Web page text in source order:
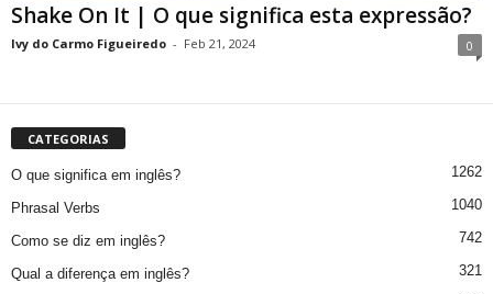
Shake On It | O que significa esta expressão?
Ivy do Carmo Figueiredo - Feb 21, 2024 0
CATEGORIAS
O que significa em inglês? 1262
Phrasal Verbs 1040
Como se diz em inglês? 742
Qual a diferença em inglês? 321